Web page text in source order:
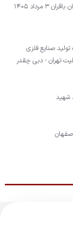
باقران۳ مرداد ۱۴۰۵
صنایع فلزی
تهران - دبی چقدر
شهید